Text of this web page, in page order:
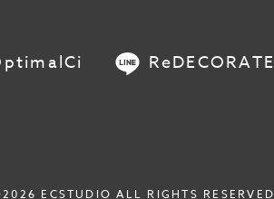
ReDECORATE
ECSTUDIO ALL RIGHTS RESERVED